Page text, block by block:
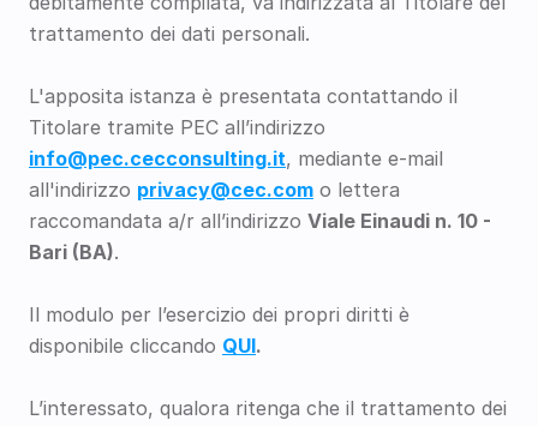
trattamento dei dati personali.
L'apposita istanza è presentata contattando il
info@pec.cecconsulting.it, mediante e-mail
all'indirizzo privacy@cec.com o lettera
raccomandata a/r all’indirizzo Viale Einaudi n. 10 -
Bari (BA).
Il modulo per l’esercizio dei propri diritti è
disponibile cliccando QUI.
L’interessato, qualora ritenga che il trattamento dei